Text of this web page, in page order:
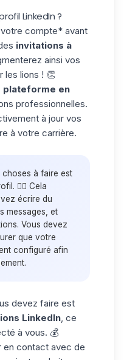
LinkedIn ?
compte* avant
invitations à
ainsi vos
lions ! 👏
plateforme en
professionnelles.
à jour vos
à votre carrière.
choses à faire est
❤️‍🔥 Cela
écrire du
messages, et
. Vous devez
que votre
configuré afin
devez faire est
LinkedIn , ce
à vous. 💰
en contact avec de